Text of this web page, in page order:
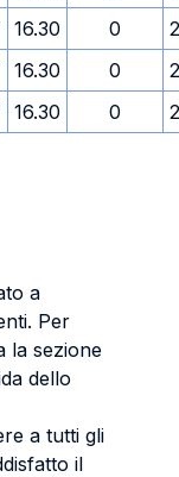
16.30 0
16.30 0
16.30 0
a
Per
la sezione
dello
a tutti gli
il